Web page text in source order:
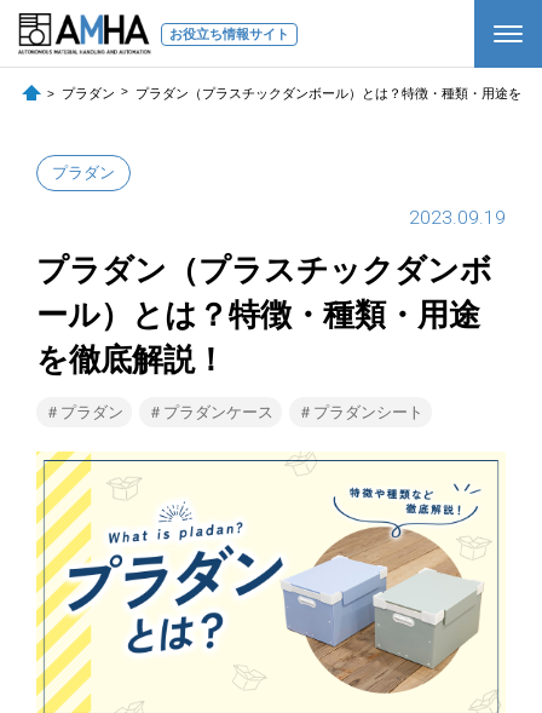
お役立ち情報サイト
プラダン プラダン（プラスチックダンボール）とは？特徴・種類・用途を徹
プラダン
2023.09.19
プラダン（プラスチックダンボ
ール）とは？特徴・種類・用途
を徹底解説！
＃プラダン ＃プラダンケース ＃プラダンシート